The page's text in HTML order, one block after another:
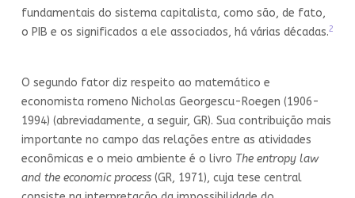
fundamentais do sistema capitalista, como são, de fato,
o PIB e os significados a ele associados, há várias décadas.2
O segundo fator diz respeito ao matemático e
economista romeno Nicholas Georgescu-Roegen (1906-
1994) (abreviadamente, a seguir, GR). Sua contribuição mais
importante no campo das relações entre as atividades
econômicas e o meio ambiente é o livro The entropy law
and the economic process (GR, 1971), cuja tese central